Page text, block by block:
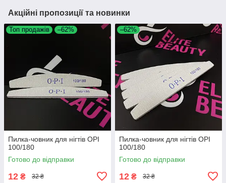
Акційні пропозиції та новинки
Топ продажів –62%
Пилка-човник для нігтів OPI
100/180
Готово до відправки
12 ₴ 32 ₴
–62%
Пилка-човник для нігтів OPI
100/180
Готово до відправки
12 ₴ 32 ₴